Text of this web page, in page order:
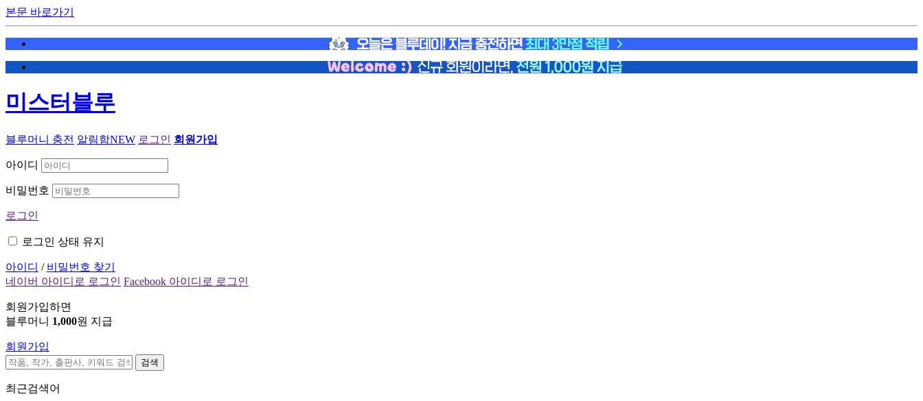
본문 바로가기
미스터블루
블루머니 충전 알림함NEW 로그인 회원가입
아이디
비밀번호
로그인
로그인 상태 유지
아이디 / 비밀번호 찾기
네이버 아이디로 로그인 Facebook 아이디로 로그인
회원가입하면
블루머니 1,000원 지급
회원가입
검색
최근검색어